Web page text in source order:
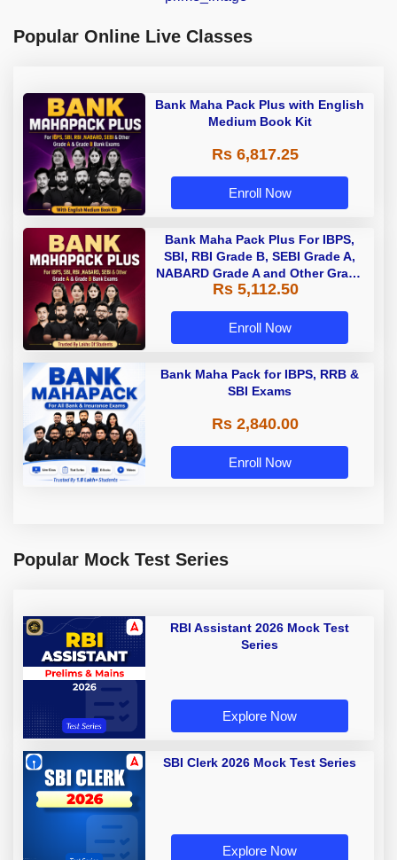
Popular Online Live Classes
Bank Maha Pack Plus with English
Medium Book Kit
Rs 6,817.25
Enroll Now
Bank Maha Pack Plus For IBPS,
SBI, RBI Grade B, SEBI Grade A,
NABARD Grade A and Other Grade
A & Grade B Bank Exams
Rs 5,112.50
Enroll Now
Bank Maha Pack for IBPS, RRB &
SBI Exams
Rs 2,840.00
Enroll Now
Popular Mock Test Series
RBI Assistant 2026 Mock Test
Series
Explore Now
SBI Clerk 2026 Mock Test Series
Explore Now